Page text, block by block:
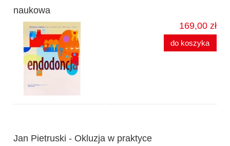
naukowa
169,00 zł
do koszyka
Jan Pietruski - Okluzja w praktyce